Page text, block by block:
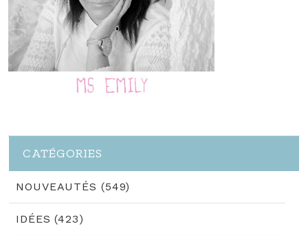
CATÉGORIES
NOUVEAUTÉS (549)
IDÉES (423)